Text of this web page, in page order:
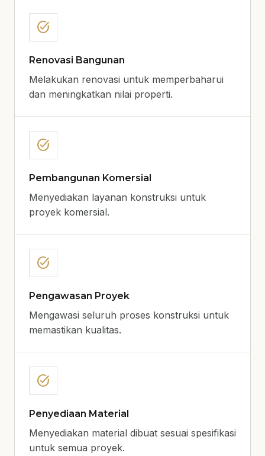
task_alt
Renovasi Bangunan
Melakukan renovasi untuk memperbaharui
dan meningkatkan nilai properti.
task_alt
Pembangunan Komersial
Menyediakan layanan konstruksi untuk
proyek komersial.
task_alt
Pengawasan Proyek
Mengawasi seluruh proses konstruksi untuk
memastikan kualitas.
task_alt
Penyediaan Material
Menyediakan material dibuat sesuai spesifikasi
untuk semua proyek.